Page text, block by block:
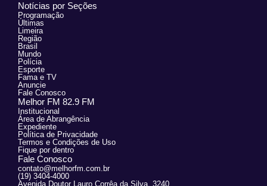
Notícias por Seções
Programação
Últimas
Limeira
Região
Brasil
Mundo
Polícia
Esporte
Fama e TV
Anuncie
Fale Conosco
Melhor FM 82.9 FM
Institucional
Área de Abrangência
Expediente
Política de Privacidade
Termos e Condições de Uso
Fique por dentro
Fale Conosco
contato@melhorfm.com.br
(19) 3404-4000
Avenida Doutor Lauro Corrêa da Silva, 3240